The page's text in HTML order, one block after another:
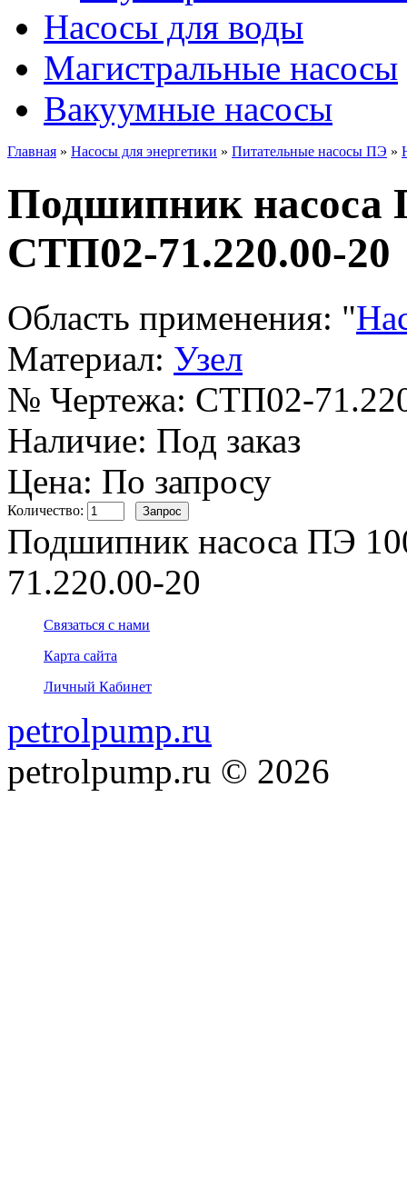
Насосы для воды
Магистральные насосы
Вакуумные насосы
Главная » Насосы для энергетики » Питательные насосы ПЭ »
Подшипник насоса
СТП02-71.220.00-20
Область применения: "
Материал: Узел
№ Чертежа: СТП02-
Наличие: Под заказ
Цена: По запросу
Количество:
Подшипник насоса ПЭ
71.220.00-20
Связаться с нами
Карта сайта
Личный Кабинет
petrolpump.ru
petrolpump.ru © 2026